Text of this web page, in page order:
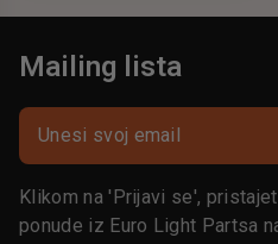
Mailing lista
Klikom na 'Prijavi se',
ponude iz Euro Light Partsa